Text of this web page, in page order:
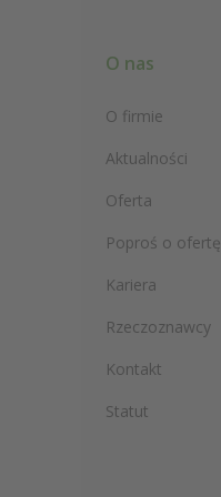
O nas
O firmie
Aktualności
Oferta
Poproś o ofertę
Kariera
Rzeczoznawcy
Kontakt
Statut